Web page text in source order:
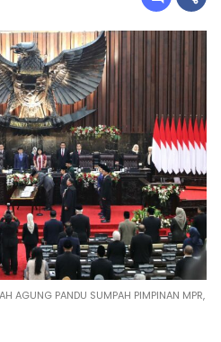
AGUNG PANDU SUMPAH PIMPINAN MPR,